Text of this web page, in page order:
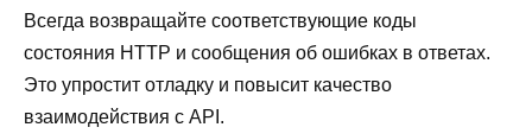
Всегда возвращайте соответствующие коды
состояния HTTP и сообщения об ошибках в ответах.
Это упростит отладку и повысит качество
взаимодействия с API.